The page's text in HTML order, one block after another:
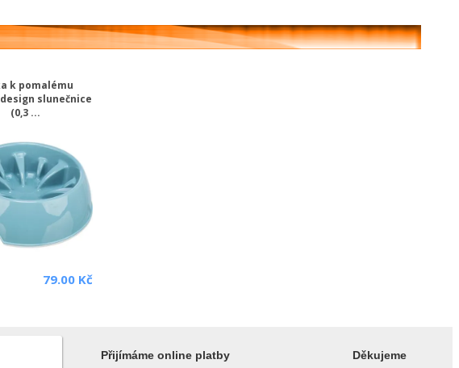
k pomalému
slunečnice
(0,3 ...
79.00 Kč
Přijímáme online platby Děkujeme